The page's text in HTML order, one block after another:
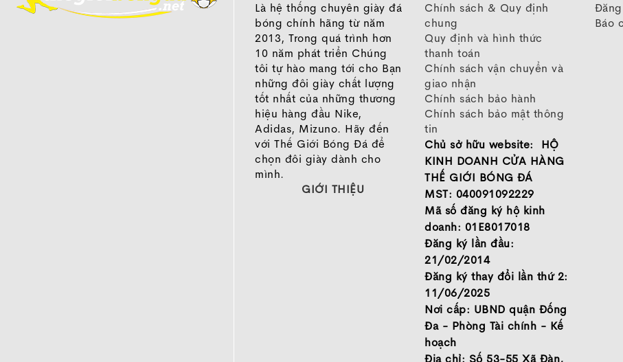
Là hệ thống chuyên giày đá
bóng chính hãng từ năm
2013, Trong quá trình hơn
10 năm phát triển Chúng
tôi tự hào mang tới cho Bạn
những đôi giày chất lượng
tốt nhất của những thương
hiệu hàng đầu Nike,
Adidas, Mizuno. Hãy đến
với Thế Giới Bóng Đá để
chọn đôi giày dành cho
mình.
GIỚI THIỆU
Chính sách & Quy định
chung
Quy định và hình thức
thanh toán
Chính sách vận chuyển và
giao nhận
Chính sách bảo hành
Chính sách bảo mật thông
tin
Chủ sở hữu website: HỘ
KINH DOANH CỬA HÀNG
THẾ GIỚI BÓNG ĐÁ
MST: 040091092229
Mã số đăng ký hộ kinh
doanh: 01E8017018
Đăng ký lần đầu:
21/02/2014
Đăng ký thay đổi lần thứ 2:
11/06/2025
Nơi cấp: UBND quận Đống
Đa - Phòng Tài chính - Kế
hoạch
Địa chỉ: Số 53-55 Xã Đàn,
Báo